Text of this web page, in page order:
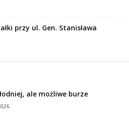
przy ul. Gen. Stanisława
ale możliwe burze